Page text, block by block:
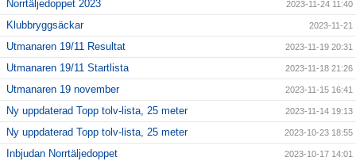
Norrtäljedoppet 2023 2023-11-24 11:40
Klubbryggsäckar 2023-11-21
Utmanaren 19/11 Resultat 2023-11-19 20:31
Utmanaren 19/11 Startlista 2023-11-18 21:26
Utmanaren 19 november 2023-11-15 16:41
Ny uppdaterad Topp tolv-lista, 25 meter 2023-11-14 19:13
Ny uppdaterad Topp tolv-lista, 25 meter 2023-10-23 18:55
Inbjudan Norrtäljedoppet 2023-10-17 14:01